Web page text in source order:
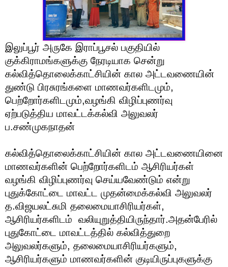
இலுப்பூர் அருகே இராப்பூசல் பகுதியில்
குக்கிராமங்களுக்கு நேரடியாக சென்று
கல்வித்தொலைக்காட்சியின் கால அட்டவணையின்
துண்டு பிரசுரங்களை மாணவர்களிடமும்,
பெற்றோர்களிடமும்,வழங்கி விழிப்புணர்வு
ஏற்படுத்திய மாவட்டக்கல்வி அலுவலர்
ப.சண்முகநாதன்
கல்வித்தொலைக்காட்சியின் கால அட்டவணையினை
மாணவர்களின் பெற்றோர்களிடம் ஆசிரியர்கள்
வழங்கி விழிப்புணர்வு செய்யவேண்டும் என்று
புதுக்கோட்டை மாவட்ட முதன்மைக்கல்வி அலுவலர்
த.விஜயலட்சுமி தலைமையாசிரியர்கள்,
ஆசிரியர்களிடம் வலியுறுத்தியிருந்தார்.அதன்பேரில்
புதுகோட்டை மாவட்டத்தில் கல்வித்துறை
அலுவலர்களும், தலைமையாசிரியர்களும்,
ஆசிரியர்களும் மாணவர்களின் குடியிருப்புகளுக்கு